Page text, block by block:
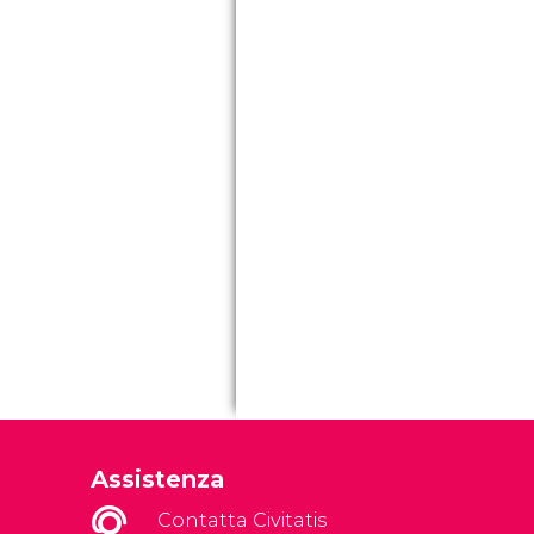
Assistenza
Contatta Civitatis